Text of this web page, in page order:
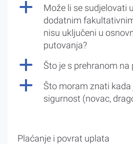
a
Može li se sudjelovati
dodatnim
nisu uključeni u
putovanja?
a Što je s prehranom na
a
Što moram znati kada
sigurnost (novac,
Plaćanje i povrat uplata